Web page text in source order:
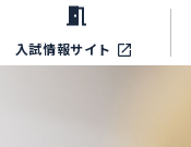
入試情報サイト